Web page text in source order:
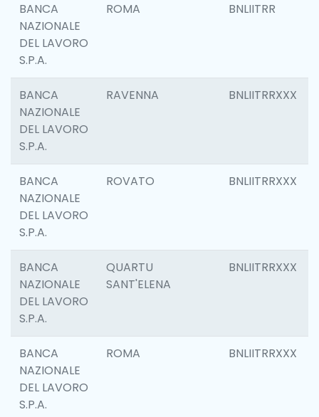
BANCA
NAZIONALE
DEL LAVORO
S.P.A.
ROMA BNLIITRR
BANCA
NAZIONALE
DEL LAVORO
S.P.A.
RAVENNA BNLIITRRXXX
BANCA
NAZIONALE
DEL LAVORO
S.P.A.
ROVATO BNLIITRRXXX
BANCA
NAZIONALE
DEL LAVORO
S.P.A.
QUARTU
SANT'ELENA
BNLIITRRXXX
BANCA
NAZIONALE
DEL LAVORO
S.P.A.
ROMA BNLIITRRXXX